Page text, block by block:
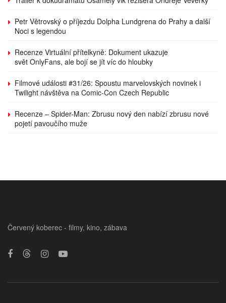
Petr Větrovský o příjezdu Dolpha Lundgrena do Prahy a další
Noci s legendou
Recenze Virtuální přítelkyně: Dokument ukazuje
svět OnlyFans, ale bojí se jít víc do hloubky
Filmové události #31/26: Spoustu marvelovských novinek i
Twilight návštěva na Comic-Con Czech Republic
Recenze – Spider-Man: Zbrusu nový den nabízí zbrusu nové
pojetí pavoučího muže
Červený koberec - filmy, kino, zábava